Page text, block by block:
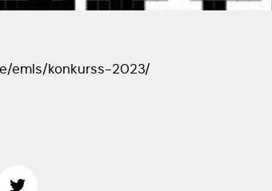
emls/konkurss-2023/